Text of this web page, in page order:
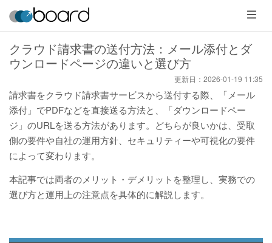
メ
ニ
ュ
ー
クラウド請求書の送付方法：メール添付とダ
ウンロードページの違いと選び方
更新日： 2026-01-19 11:35
請求書をクラウド請求書サービスから送付する際、「メール
添付」でPDFなどを直接送る方法と、「ダウンロードペー
ジ」のURLを送る方法があります。どちらが良いかは、受取
側の要件や自社の運用方針、セキュリティーや可視化の要件
によって変わります。
本記事では両者のメリット・デメリットを整理し、実務での
選び方と運用上の注意点を具体的に解説します。